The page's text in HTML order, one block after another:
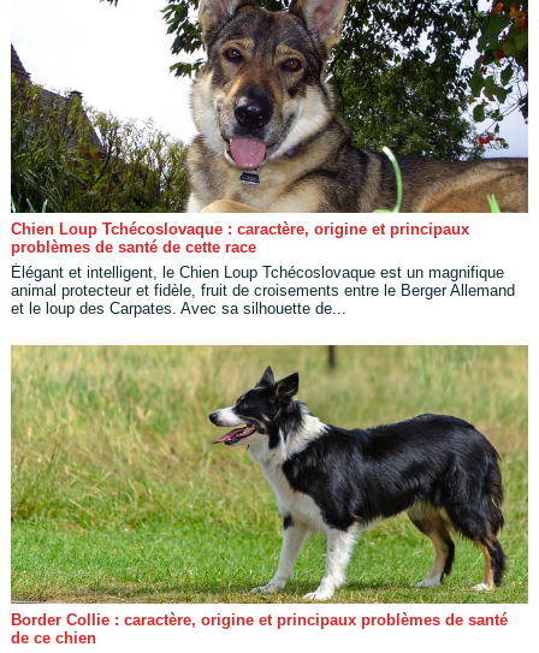
Chien Loup Tchécoslovaque : caractère, origine et principaux
problèmes de santé de cette race
Élégant et intelligent, le Chien Loup Tchécoslovaque est un magnifique
animal protecteur et fidèle, fruit de croisements entre le Berger Allemand
et le loup des Carpates. Avec sa silhouette de...
Border Collie : caractère, origine et principaux problèmes de santé
de ce chien